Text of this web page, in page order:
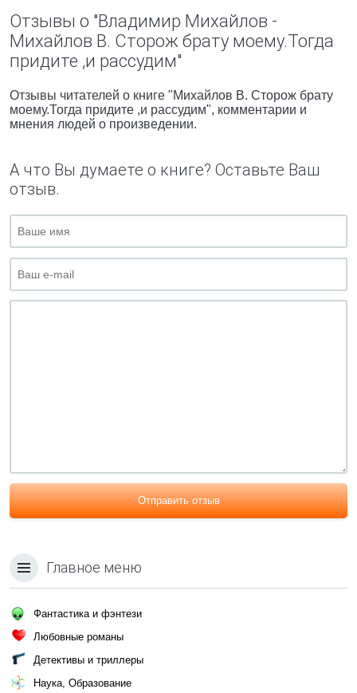
Отзывы о "Владимир Михайлов -
Михайлов В. Сторож брату моему.Тогда
придите ,и рассудим"
Отзывы читателей о книге "Михайлов В. Сторож брату
моему.Тогда придите ,и рассудим", комментарии и
мнения людей о произведении.
А что Вы думаете о книге? Оставьте Ваш
отзыв.
Отправить отзыв
Главное меню
Фантастика и фэнтези
Любовные романы
Детективы и триллеры
Наука, Образование